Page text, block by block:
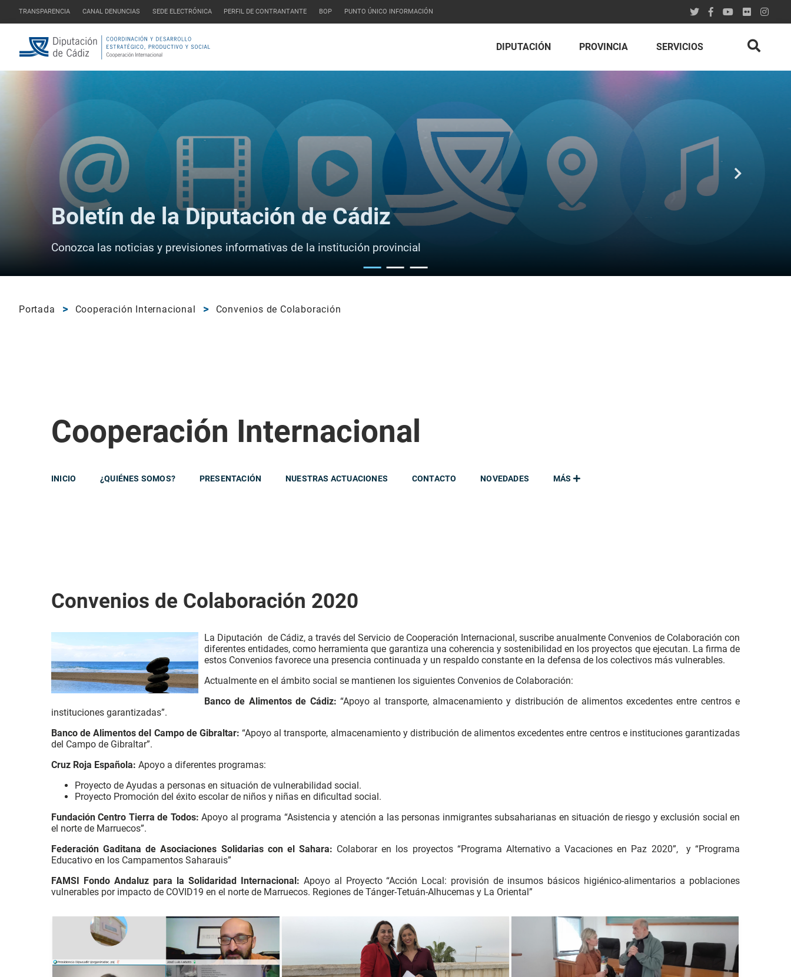
TRANSPARENCIA CANAL DENUNCIAS SEDE ELECTRÓNICA PERFIL DE CONTRANTANTE BOP PUNTO ÚNICO INFORMACIÓN
DIPUTACIÓN PROVINCIA SERVICIOS
Boletín de la Diputación de Cádiz
Conozca las noticias y previsiones informativas de la institución provincial
Portada Cooperación Internacional Convenios de Colaboración
Cooperación Internacional
MÁS
INICIO ¿QUIÉNES SOMOS? PRESENTACIÓN NUESTRAS ACTUACIONES CONTACTO NOVEDADES
Convenios de Colaboración 2020
La Diputación de Cádiz, a través del Servicio de Cooperación Internacional, suscribe anualmente Convenios de Colaboración con
diferentes entidades, como herramienta que garantiza una coherencia y sostenibilidad en los proyectos que ejecutan. La firma de
estos Convenios favorece una presencia continuada y un respaldo constante en la defensa de los colectivos más vulnerables.
Actualmente en el ámbito social se mantienen los siguientes Convenios de Colaboración:
Banco de Alimentos de Cádiz: “Apoyo al transporte, almacenamiento y distribución de alimentos excedentes entre centros e
instituciones garantizadas”.
Banco de Alimentos del Campo de Gibraltar: “Apoyo al transporte, almacenamiento y distribución de alimentos excedentes entre centros e instituciones garantizadas
del Campo de Gibraltar”.
Cruz Roja Española: Apoyo a diferentes programas:
Proyecto de Ayudas a personas en situación de vulnerabilidad social.
Proyecto Promoción del éxito escolar de niños y niñas en dificultad social.
Fundación Centro Tierra de Todos: Apoyo al programa “Asistencia y atención a las personas inmigrantes subsaharianas en situación de riesgo y exclusión social en
el norte de Marruecos”.
Federación Gaditana de Asociaciones Solidarias con el Sahara: Colaborar en los proyectos “Programa Alternativo a Vacaciones en Paz 2020”, y “Programa
Educativo en los Campamentos Saharauis”
FAMSI Fondo Andaluz para la Solidaridad Internacional: Apoyo al Proyecto “Acción Local: provisión de insumos básicos higiénico-alimentarios a poblaciones
vulnerables por impacto de COVID19 en el norte de Marruecos. Regiones de Tánger-Tetuán-Alhucemas y La Oriental”